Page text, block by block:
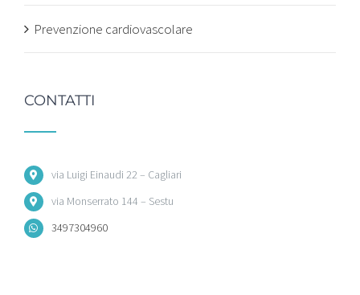
Prevenzione cardiovascolare
CONTATTI
via Luigi Einaudi 22 – Cagliari
via Monserrato 144 – Sestu
3497304960